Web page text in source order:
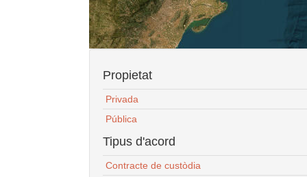
Propietat
Privada
Pública
Tipus d'acord
Contracte de custòdia